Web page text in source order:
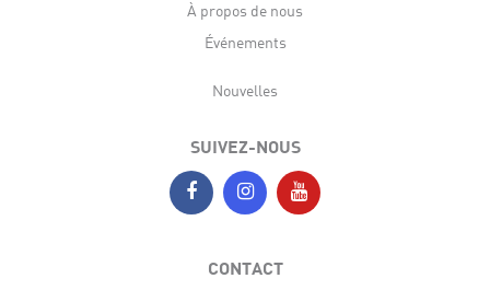
À propos de nous
Événements
Nouvelles
SUIVEZ-NOUS
CONTACT